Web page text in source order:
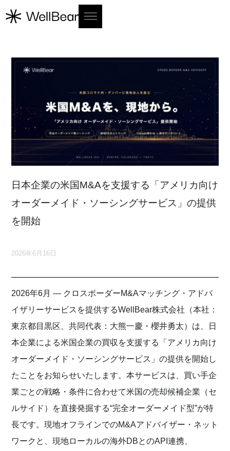
日本企業の米国M&Aを支援する 「 アメ リ カ向け
オーダーメ イ ド ・ ソーシングサービス 」の提供
を開始
2026年6月16日
2026年6月 — クロスボーダーM&Aマッチング・アドバ
イザリーサービスを提供するWellBear株式会社（本社：
東京都目黒区、共同代表：大熊一慶・櫻井勇太）は、日
本企業による米国企業の買収を支援する「アメリカ向け
オーダーメイド・ソーシングサービス」の提供を開始し
たことをお知らせいたします。本サービスは、買い手企
業ごとの戦略・条件に合わせて米国の売却候補企業（セ
ルサイド）を直接発掘する“完全オーダーメイド型”が特
長です。現地オフラインでのM&Aアドバイザー・ネット
ワークと、現地ローカルの海外DBとのAPI連携、